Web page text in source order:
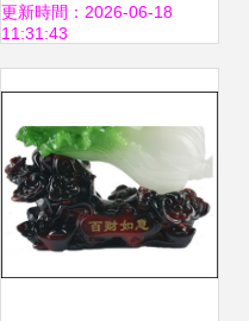
工藝的完美融合
更新時間：2026-06-18
11:31:43